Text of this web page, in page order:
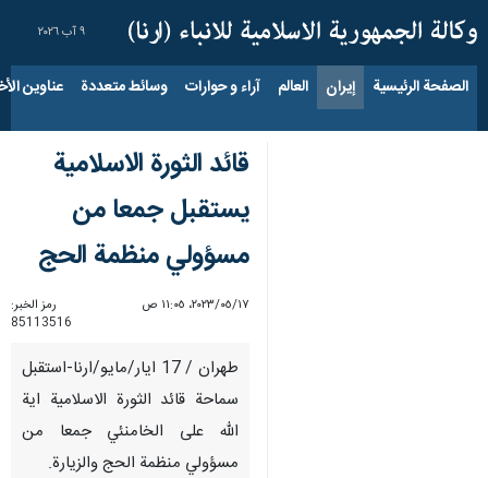
٩ آب ٢٠٢٦
الصفحة الرئيسية إيران العالم آراء و حوارات وسائط متعددة عناوين
قائد الثورة الاسلامية
يستقبل جمعا من
مسؤولي منظمة الحج
١٧‏/٠٥‏/٢٠٢٣، ١١:٠٥ ص
رمز الخبر:
85113516
طهران / 17 ايار/مايو/ارنا-استقبل
سماحة قائد الثورة الاسلامية اية
الله على الخامنئي جمعا من
مسؤولي منظمة الحج والزيارة.